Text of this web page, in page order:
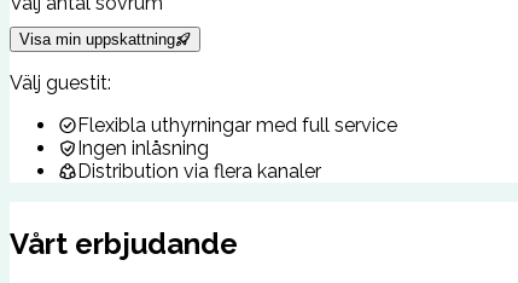
Visa min uppskattning
Välj guestit:
Flexibla uthyrningar med full service
Ingen inlåsning
Distribution via flera kanaler
Vårt erbjudande